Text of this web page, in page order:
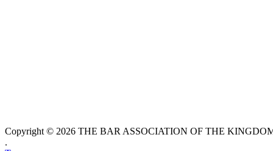
Copyright © 2026 THE BAR ASSOCIATION OF THE
.